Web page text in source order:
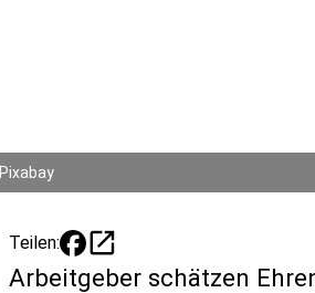
Pixabay
Teilen: open_in_new
Arbeitgeber schätzen